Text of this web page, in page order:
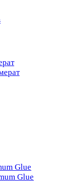
Glue
Glue